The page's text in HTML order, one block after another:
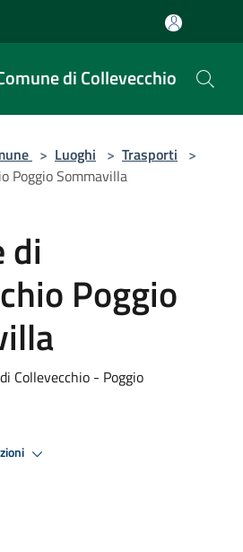
di Collevecchio
> Luoghi > Trasporti >
Poggio Sommavilla
di
Poggio
Collevecchio - Poggio